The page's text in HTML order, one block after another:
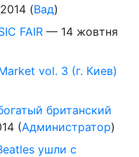
(Вад)
FAIR — 14 жовтня
vol. 3 (г. Киев)
британский
(Администратор)
ушли с